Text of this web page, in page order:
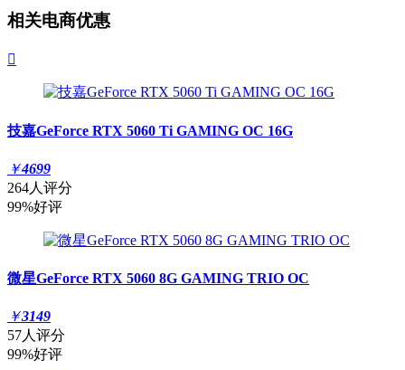
相关电商优惠

技嘉GeForce RTX 5060 Ti GAMING OC 16G
￥4699
264人评分
99%好评
微星GeForce RTX 5060 8G GAMING TRIO OC
￥3149
57人评分
99%好评